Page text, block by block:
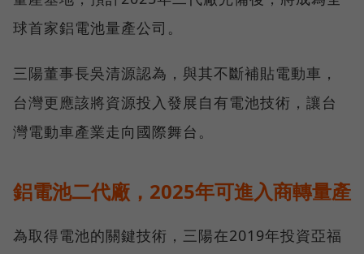
球首家鋁電池量產公司。
三陽董事長吳清源認為，與其不斷補貼電動車，
台灣更應該將資源投入發展自有電池技術，讓台
灣電動車產業走向國際舞台。
鋁電池二代廠，2025年可進入商轉量產
為取得電池的關鍵技術，三陽在2019年投資亞福